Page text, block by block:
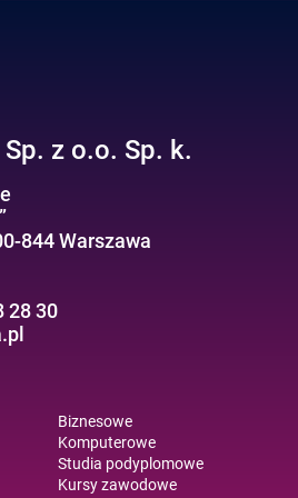
Wellbeing
z o.o. Sp. k.
844 Warszawa
28 30
Biznesowe
Komputerowe
Studia podyplomowe
Kursy zawodowe